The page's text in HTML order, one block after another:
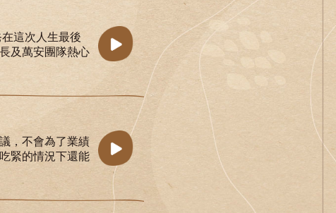
這次人生最後
及萬安團隊熱心
，不會為了業績
緊的情況下還能